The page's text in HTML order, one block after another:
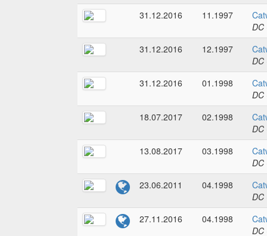
31.12.2016
11.1997
DC
31.12.2016
12.1997
DC
31.12.2016
01.1998
DC
18.07.2017
02.1998
DC
13.08.2017
03.1998
DC
23.06.2011
04.1998
DC
27.11.2016
04.1998
DC